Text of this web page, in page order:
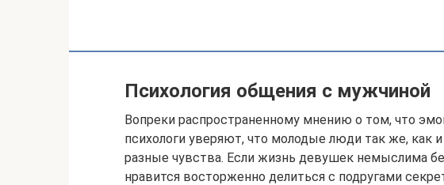
Психология общения с мужчиной
Вопреки распространенному мнению о том, что
психологи уверяют, что молодые люди так же,
разные чувства. Если жизнь девушек немыслима
нравится восторженно делиться с подругами